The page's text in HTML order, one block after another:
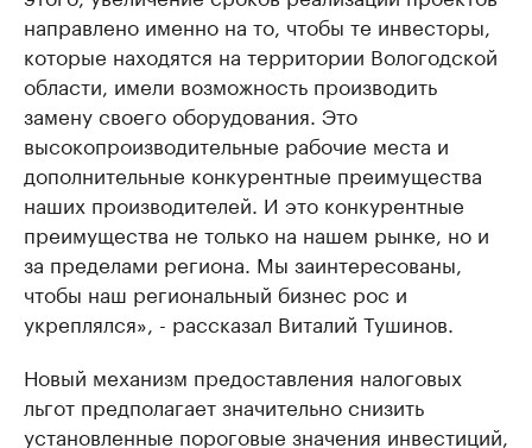
направлено именно на то, чтобы те инвесторы,
которые находятся на территории Вологодской
области, имели возможность производить
замену своего оборудования. Это
высокопроизводительные рабочие места и
дополнительные конкурентные преимущества
наших производителей. И это конкурентные
преимущества не только на нашем рынке, но и
за пределами региона. Мы заинтересованы,
чтобы наш региональный бизнес рос и
укреплялся», - рассказал Виталий Тушинов.
Новый механизм предоставления налоговых
льгот предполагает значительно снизить
установленные пороговые значения инвестиций,